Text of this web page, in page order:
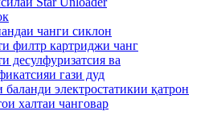
чанги сиклон
филтр картриджи чанг
десулфуризатсия ва
гази дуд
электростатикии қатрон
халтаи чанговар